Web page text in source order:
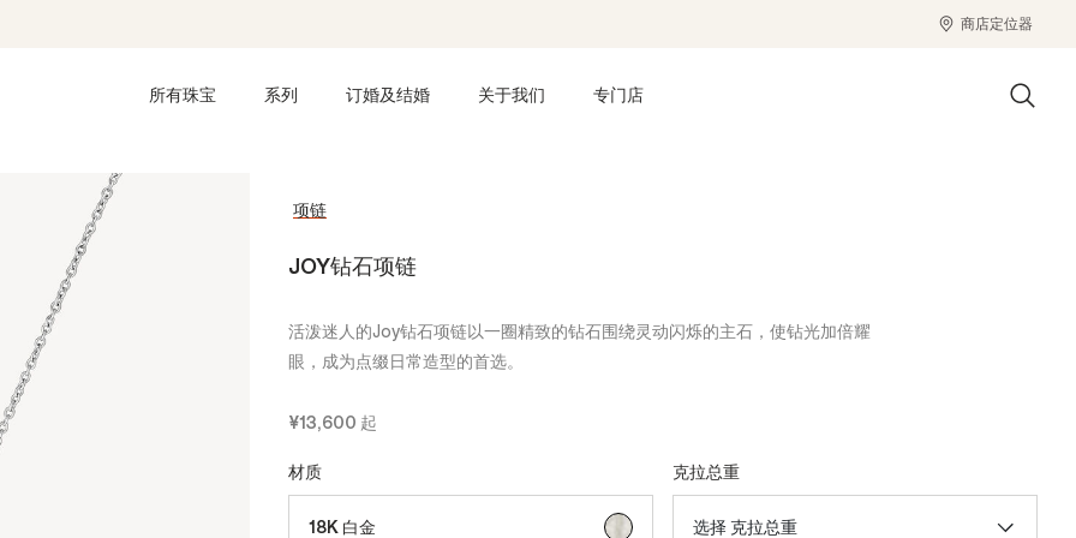
商店定位器
所有珠宝 系列 订婚及结婚 关于我们 专门店
项链
JOY钻石项链
活泼迷人的Joy钻石项链以一圈精致的钻石围绕灵动闪烁的主石，使钻光加倍耀
眼，成为点缀日常造型的首选。
¥13,600 起
材质
18K 白金 已选择
克拉总重
选择 克拉总重